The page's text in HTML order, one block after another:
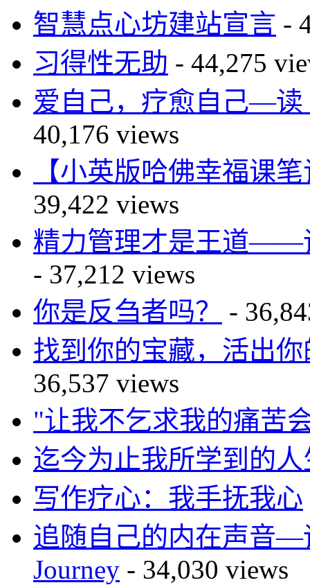
智慧点心坊建站宣言 -
习得性无助 - 44,275
爱自己，疗愈自己—读
40,176 views
【小英版哈佛幸福课
39,422 views
精力管理才是王道——
- 37,212 views
你是反刍者吗？
-
找到你的宝藏，活出
36,537 views
"让我不乞求我的痛苦
迄今为止我所学到的
写作疗心：我手抚我心
追随自己的内在声音—
Journey - 34,030 views